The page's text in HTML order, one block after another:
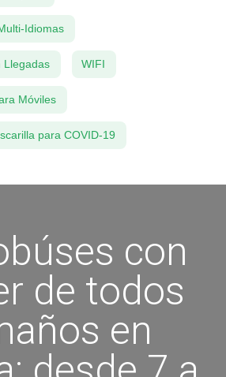
Idiomas
Llegadas WIFI
Móviles
para COVID-19
con
de todos
en